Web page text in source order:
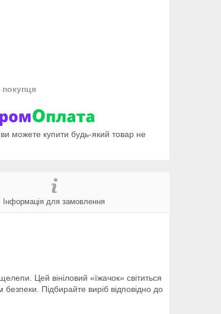
покупця
можете купити будь-який товар не
Інформація для замовлення
Цей вініловий «їжачок» світиться
безпеки. Підбирайте виріб відповідно до